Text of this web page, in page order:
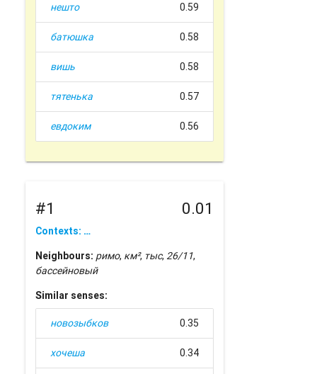
нешто 0.59
батюшка 0.58
вишь 0.58
тятенька 0.57
евдоким 0.56
#1 0.01
Contexts: …
Neighbours: римо, км², тыс, 26/11,
бассейновый
Similar senses:
новозыбков 0.35
хочеша 0.34